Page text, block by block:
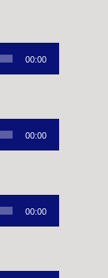
00:00
00:00
00:00